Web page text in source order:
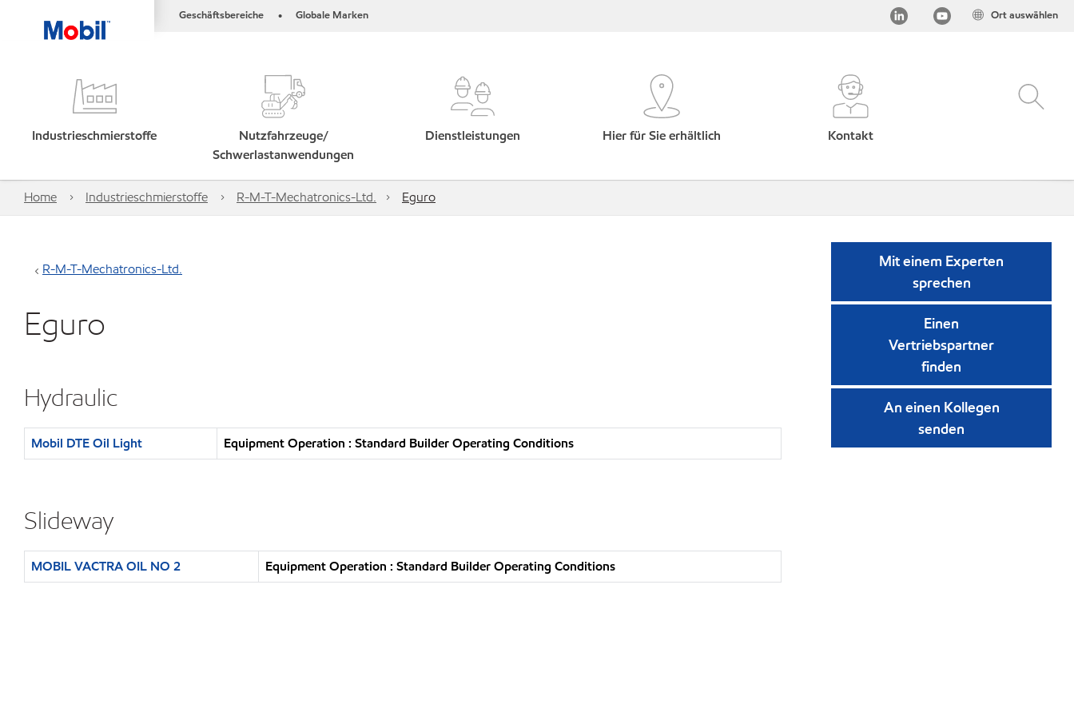
Geschäftsbereiche • Globale Marken Ort auswählen
Industrieschmierstoffe
Nutzfahrzeuge/
Schwerlastanwendungen
Dienstleistungen Hier für Sie erhältlich Kontakt
Home Industrieschmierstoffe R-M-T-Mechatronics-Ltd. Eguro
R-M-T-Mechatronics-Ltd.
Eguro
Hydraulic
Mobil DTE Oil Light Equipment Operation : Standard Builder Operating Conditions
Slideway
MOBIL VACTRA OIL NO 2 Equipment Operation : Standard Builder Operating Conditions
Mit einem Experten
sprechen
Einen
Vertriebspartner
finden
An einen Kollegen
senden